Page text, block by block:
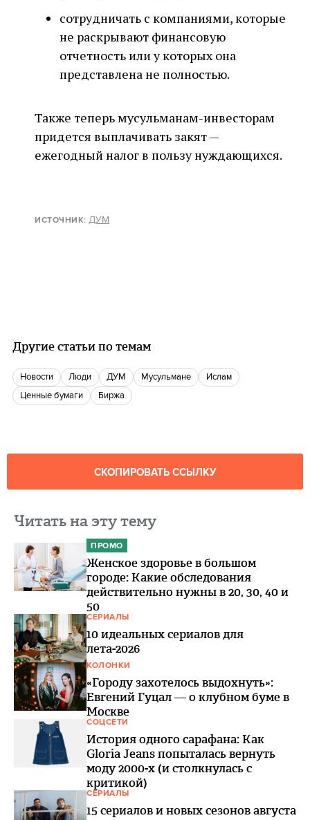
сотрудничать с компаниями, которые
не раскрывают финансовую
отчетность или у которых она
представлена не полностью.
Также теперь мусульманам-инвесторам
придется выплачивать закят —
ежегодный налог в пользу нуждающихся.
ИСТОЧНИК: ДУМ
Другие статьи по темам
новости люди ДУМ мусульмане
ислам
ценные бумаги
биржа
СКОПИРОВАТЬ ССЫЛКУ
Читать на эту тему
ПРОМО
Женское здоровье в большом
городе: Какие обследования
действительно нужны в 20, 30, 40 и
50
СЕРИАЛЫ
10 идеальных сериалов для
лета-2026
КОЛОНКИ
«Городу захотелось выдохнуть»:
Евгений Гуцал — о клубном буме в
Москве
СОЦСЕТИ
История одного сарафана: Как
Gloria Jeans попыталась вернуть
моду 2000-х (и столкнулась с
критикой)
СЕРИАЛЫ
15 сериалов и новых сезонов августа